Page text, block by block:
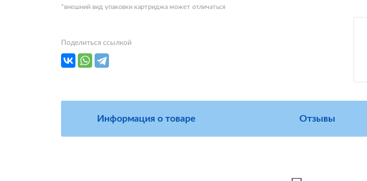
*внешний вид упаковки картриджа может отличаться
Поделиться ссылкой
Информация о товаре Отзывы